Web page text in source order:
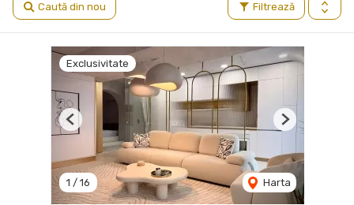
Filtrează
Caută din nou
Exclusivitate
1 / 16 Harta
Previous Next